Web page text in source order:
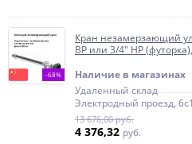
-68%
Кран незамерзающий
ВР или 3/4" НР
Наличие в магазинах
Удаленный склад
Электродный проезд,
13 676,00 руб.
4 376,32 руб.